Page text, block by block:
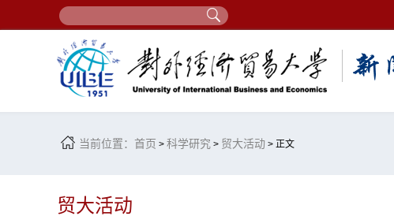
当前位置： 首页 > 科学研究 > 贸大活动 > 正文
贸大活动